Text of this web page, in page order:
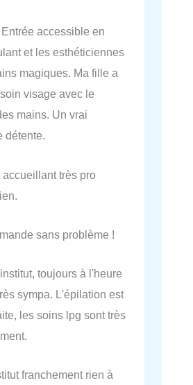
accessible en
et les esthéticiennes
magiques. Ma fille a
visage avec le
mains. Un vrai
détente.
accueillant très pro
sans problème !
toujours à l'heure
sympa. L'épilation est
les soins lpg sont très
franchement rien à